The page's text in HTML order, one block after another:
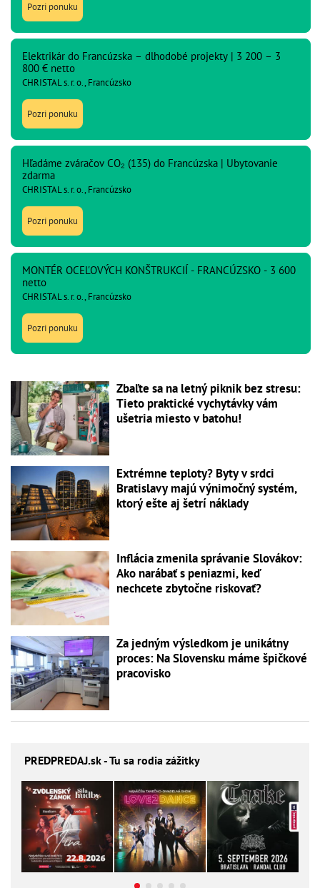
Pozri ponuku
Elektrikár do Francúzska – dlhodobé projekty | 3 200 – 3
800 € netto
CHRISTAL s. r. o., Francúzsko
Pozri ponuku
Hľadáme zváračov CO₂ (135) do Francúzska | Ubytovanie
zdarma
CHRISTAL s. r. o., Francúzsko
Pozri ponuku
MONTÉR OCEĽOVÝCH KONŠTRUKCIÍ - FRANCÚZSKO - 3 600
netto
CHRISTAL s. r. o., Francúzsko
Pozri ponuku
Zbaľte sa na letný piknik bez stresu:
Tieto praktické vychytávky vám
ušetria miesto v batohu!
Extrémne teploty? Byty v srdci
Bratislavy majú výnimočný systém,
ktorý ešte aj šetrí náklady
Inflácia zmenila správanie Slovákov:
Ako narábať s peniazmi, keď
nechcete zbytočne riskovať?
Za jedným výsledkom je unikátny
proces: Na Slovensku máme špičkové
pracovisko
PREDPREDAJ.sk - Tu sa rodia zážitky